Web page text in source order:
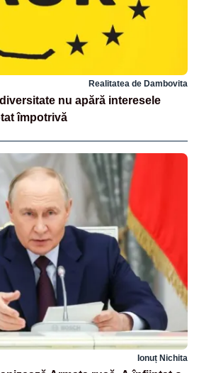
Realitatea de Dambovita
nu apără interesele
împotrivă
Ionuț Nichita